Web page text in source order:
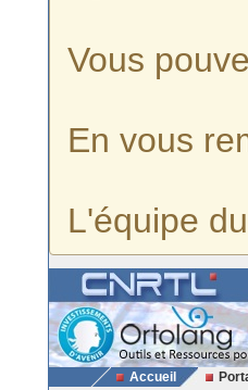
Vous
En vous
L'équipe
Accueil